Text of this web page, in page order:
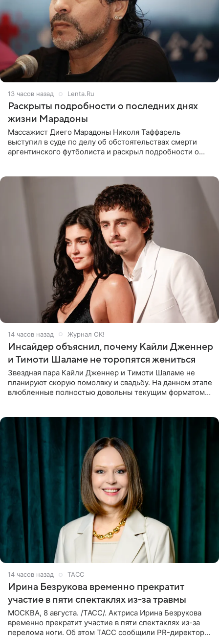
13 часов назад Lenta.Ru
Раскрыты подробности о последних днях
жизни Марадоны
Массажист Диего Марадоны Николя Таффарель
выступил в суде по делу об обстоятельствах смерти
аргентинского футболиста и раскрыл подробности о
14 часов назад Журнал OK!
Инсайдер объяснил, почему Кайли Дженнер
и Тимоти Шаламе не торопятся жениться
Звездная пара Кайли Дженнер и Тимоти Шаламе не
планируют скорую помолвку и свадьбу. На данном этапе
влюбленные полностью довольны текущим форматом
14 часов назад ТАСС
Ирина Безрукова временно прекратит
участие в пяти спектаклях из-за травмы
МОСКВА, 8 августа. /ТАСС/. Актриса Ирина Безрукова
временно прекратит участие в пяти спектаклях из-за
перелома ноги. Об этом ТАСС сообщили PR-директор